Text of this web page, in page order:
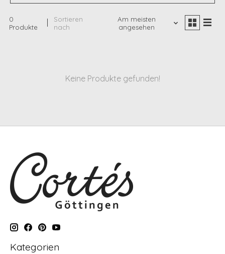
0
Produkte
Sortieren
nach
Am meisten
angesehen
Keine Produkte gefunden!
Kategorien